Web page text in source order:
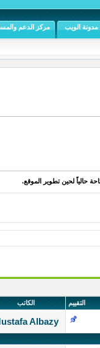
مدونة الويب مركز الدعم
حالياً لحين تطوير الموقع.
التقييم الكاتب
Albazy